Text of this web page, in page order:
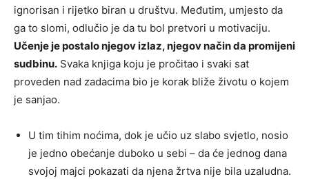
ignorisan i rijetko biran u društvu. Međutim, umjesto da
ga to slomi, odlučio je da tu bol pretvori u motivaciju.
Učenje je postalo njegov izlaz, njegov način da promijeni
sudbinu. Svaka knjiga koju je pročitao i svaki sat
proveden nad zadacima bio je korak bliže životu o kojem
je sanjao.
U tim tihim noćima, dok je učio uz slabo svjetlo, nosio
je jedno obećanje duboko u sebi – da će jednog dana
svojoj majci pokazati da njena žrtva nije bila uzaludna.